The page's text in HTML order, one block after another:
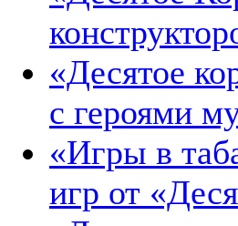
«Десятое
с героями
«Игры в
игр от